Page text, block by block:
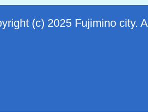
(c) 2025 Fujimino city.